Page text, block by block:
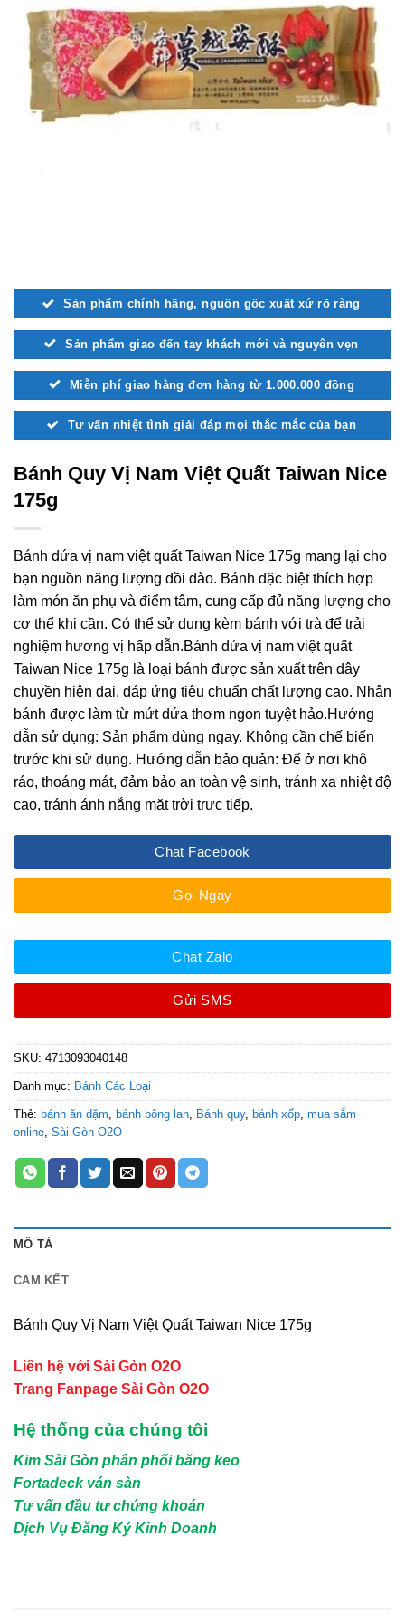
Sản phẩm chính hãng, nguồn gốc xuất xứ rõ ràng
Sản phẩm giao đến tay khách mới và nguyên vẹn
Miễn phí giao hàng đơn hàng từ 1.000.000 đồng
Tư vấn nhiệt tình giải đáp mọi thắc mắc của bạn
Bánh Quy Vị Nam Việt Quất Taiwan Nice
175g
Bánh dứa vị nam việt quất Taiwan Nice 175g mang lại cho
bạn nguồn năng lượng dồi dào. Bánh đặc biệt thích hợp
làm món ăn phụ và điểm tâm, cung cấp đủ năng lượng cho
cơ thể khi cần. Có thể sử dụng kèm bánh với trà để trải
nghiệm hương vị hấp dẫn.Bánh dứa vị nam việt quất
Taiwan Nice 175g là loại bánh được sản xuất trên dây
chuyền hiện đại, đáp ứng tiêu chuẩn chất lượng cao. Nhân
bánh được làm từ mứt dứa thơm ngon tuyệt hảo.Hướng
dẫn sử dụng: Sản phẩm dùng ngay. Không cần chế biến
trước khi sử dụng. Hướng dẫn bảo quản: Để ở nơi khô
ráo, thoáng mát, đảm bảo an toàn vệ sinh, tránh xa nhiệt độ
cao, tránh ánh nắng mặt trời trực tiếp.
Chat Facebook
Gọi Ngay
Chat Zalo
Gửi SMS
SKU: 4713093040148
Danh mục: Bánh Các Loại
Thẻ: bánh ăn dặm, bánh bông lan, Bánh quy, bánh xốp, mua sắm
online, Sài Gòn O2O
MÔ TẢ
CAM KẾT
Bánh Quy Vị Nam Việt Quất Taiwan Nice 175g
Liên hệ với Sài Gòn O2O
Trang Fanpage Sài Gòn O2O
Hệ thống của chúng tôi
Kim Sài Gòn phân phối băng keo
Fortadeck ván sàn
Tư vấn đầu tư chứng khoán
Dịch Vụ Đăng Ký Kinh Doanh